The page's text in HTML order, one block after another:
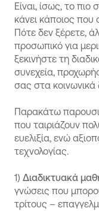
Είναι, ίσως, το
κάνει κάποιος που
Πότε δεν ξέρετε,
προσωπικό για
ξεκινήστε τη
συνεχεία,
σας στα κοινωνικά
Παρακάτω
που ταιριάζουν
ευελιξία, ενώ
τεχνολογίας.
1) Διαδικτυακά
γνώσεις που
τρίτους –